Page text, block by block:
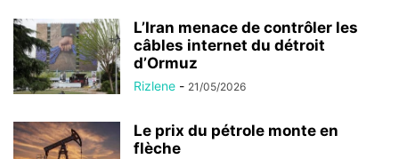
L’Iran menace de contrôler les
câbles internet du détroit
d’Ormuz
Rizlene - 21/05/2026
Le prix du pétrole monte en
flèche